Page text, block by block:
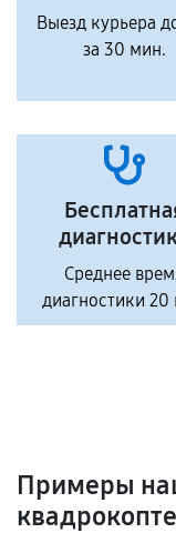
Выезд курьера
за 30 мин.
Среднее
диагностики 20
Примеры